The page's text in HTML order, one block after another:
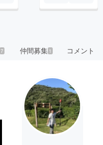
7 仲間募集 1 コメント